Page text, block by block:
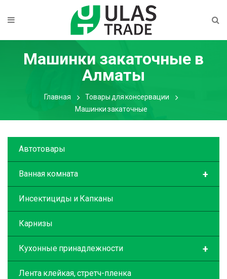
Машинки закаточные в
Алматы
Главная
Товары для консервации
Машинки закаточные
Автотовары
+
Ванная комната
Инсектициды и Капканы
Карнизы
+
Кухонные принадлежности
Лента клейкая, стретч-пленка